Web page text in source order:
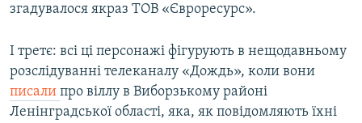
згадувалося якраз ТОВ «Євроресурс».
І третє: всі ці персонажі фігурують в нещодавньому
розслідуванні телеканалу «Дождь», коли вони
писали про віллу в Виборзькому районі
Ленінградської області, яка, як повідомляють їхні